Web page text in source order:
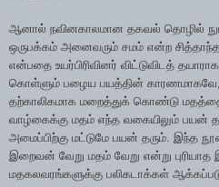
ஆனால் நவினகாலமான தகவல் தொழில்
ஒருபக்கம் அனைவரும் சமம் என்ற
என்பதை உயர்பிரிவினர் விட்டுவிடத்
கொள்ளும் பழைய பயத்தின்
தற்காலிகமாக மறைத்துக் கொண்டு
வாழ்கைக்கு மதம் எந்த வகையிலும் பயன்
அமைப்பிற்கு மட்டுமே பயன் தரும்.
இறைவன் வேறு மதம் வேறு என்று
மதகலவரங்களுக்கு பலிகடாக்கள்